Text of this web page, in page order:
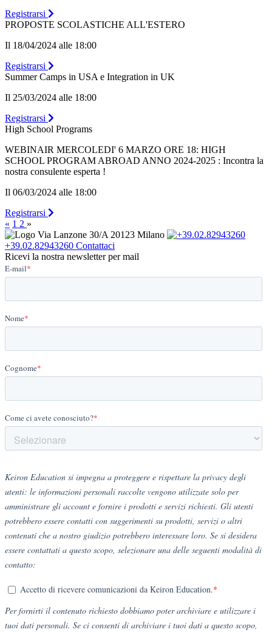
Registrarsi
PROPOSTE SCOLASTICHE ALL'ESTERO
Il 18/04/2024 alle 18:00
Registrarsi
Summer Camps in USA e Integration in UK
Il 25/03/2024 alle 18:00
Registrarsi
High School Programs
WEBINAIR MERCOLEDI' 6 MARZO ORE 18: HIGH
SCHOOL PROGRAM ABROAD ANNO 2024-2025 : Incontra la
nostra consulente esperta !
Il 06/03/2024 alle 18:00
Registrarsi
« 1 2 »
Via Lanzone 30/A 20123 Milano
+39.02.82943260 Contattaci
Ricevi la nostra newsletter per mail